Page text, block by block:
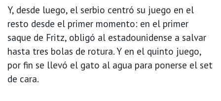
Y, desde luego, el serbio centró su juego en el
resto desde el primer momento: en el primer
saque de Fritz, obligó al estadounidense a salvar
hasta tres bolas de rotura. Y en el quinto juego,
por fin se llevó el gato al agua para ponerse el set
de cara.